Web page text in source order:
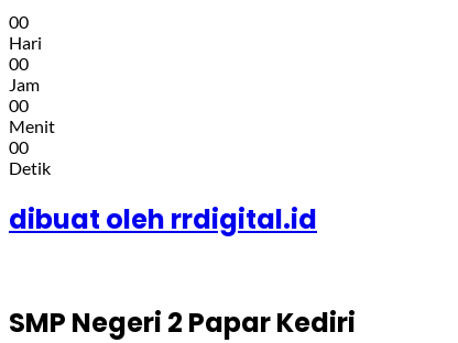
00
Hari
00
Jam
00
Menit
00
Detik
dibuat oleh rrdigital.id
SMP Negeri 2 Papar Kediri